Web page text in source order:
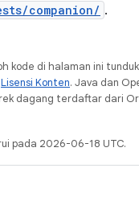
companion/ .
kode di halaman ini
Lisensi Konten. Java dan
dagang terdaftar dari
pada 2026-06-18 UTC.